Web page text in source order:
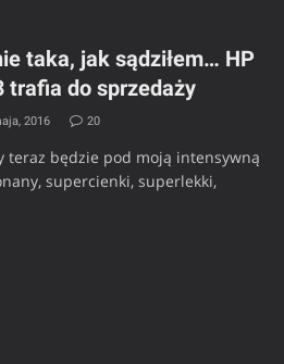
taka, jak sądziłem… HP
trafia do sprzedaży
2016 20
teraz będzie pod moją intensywną
supercienki, superlekki,